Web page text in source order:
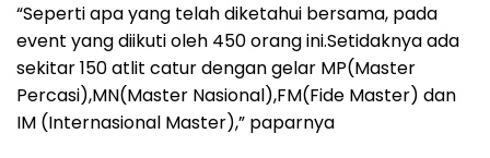
“Seperti apa yang telah diketahui bersama, pada
event yang diikuti oleh 450 orang ini.Setidaknya ada
sekitar 150 atlit catur dengan gelar MP(Master
Percasi),MN(Master Nasional),FM(Fide Master) dan
IM (Internasional Master),” paparnya